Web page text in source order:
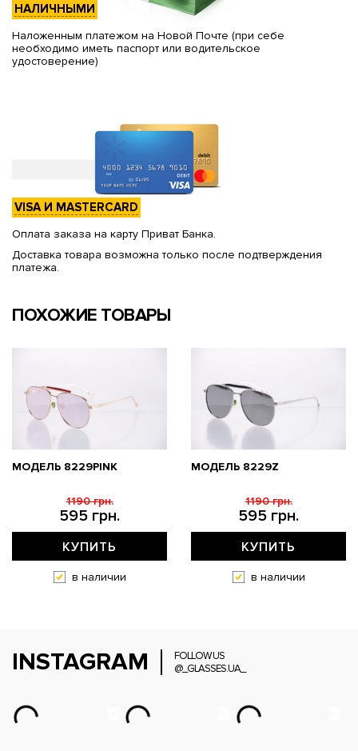
НАЛИЧНЫМИ
Наложенным платежом на Новой Почте (при себе
необходимо иметь паспорт или водительское
удостоверение)
VISA И MASTERCARD
Оплата заказа на карту Приват Банка.
Доставка товара возможна только после подтверждения
платежа.
ПОХОЖИЕ ТОВАРЫ
МОДЕЛЬ 8229PINK
595 грн.
1190 грн.
КУПИТЬ
в наличии
МОДЕЛЬ 8229Z
595 грн.
1190 грн.
КУПИТЬ
в наличии
INSTAGRAM
FOLLOW US
@_GLASSES.UA_